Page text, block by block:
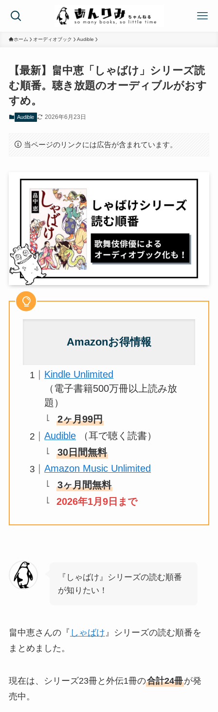
ホーム オーディオブック Audible
【最新】畠中恵「しゃばけ」シリーズ読
む順番。聴き放題のオーディブルがおす
すめ。
Audible 2026年6月23日
当ページのリンクには広告が含まれています。
Amazonお得情報
Kindle Unlimited
（電子書籍500万冊以上読み放
題）
2ヶ月99円
Audible （耳で聴く読書）
30日間無料
Amazon Music Unlimited
3ヶ月間無料
2026年1月9日まで
『しゃばけ』シリーズの読む順番
が知りたい！
畠中恵さんの『 しゃばけ 』シリーズの読む順番を
まとめました。
現在は、シリーズ23冊と外伝1冊の合計24冊が発
売中。